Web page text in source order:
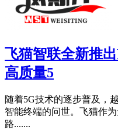
飞猫智联全新推
高质量5
随着5G技术的逐步普及，
智能终端的问世。飞猫作
路.......